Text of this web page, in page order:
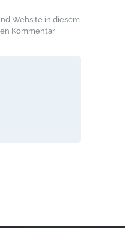
Website in diesem
Kommentar